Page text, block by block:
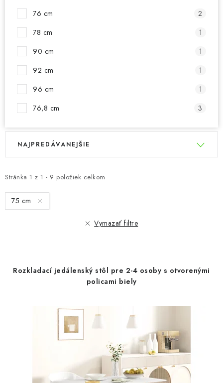
76 cm
2
78 cm
1
90 cm
1
92 cm
1
96 cm
1
76,8 cm
3
V
i
s
p
Stránka 1 z 1 - 9 položiek celkom
R
e
n
i
NAJPREDÁVANEJŠIE
75 cm
Vymazať filtre
Rozkladací jedálenský stôl pre 2-4 osoby s otvorenými
policami biely